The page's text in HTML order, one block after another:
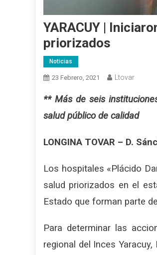
YARACUY |
priorizados
Noticias
23 Febrero, 2021 Ltovar
** Más de seis
salud público de calidad
LONGINA TOVAR – D.
Los hospitales «Plácido
salud priorizados en el
Estado que forman parte
Para determinar las
regional del Inces